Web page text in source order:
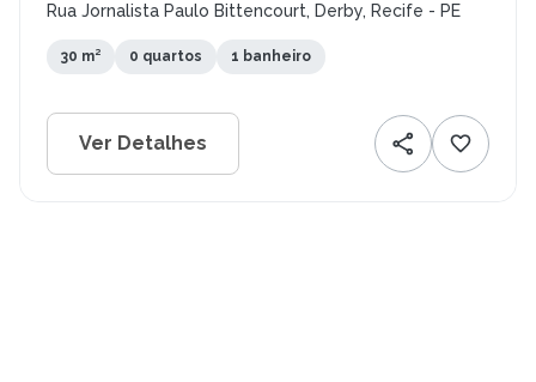
Rua Jornalista Paulo Bittencourt, Derby, Recife - PE
30 m² 0 quartos 1 banheiro
Ver Detalhes